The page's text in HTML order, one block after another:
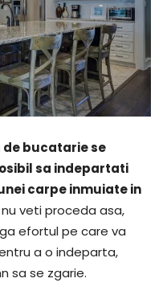
bucatarie se
sa indepartati
carpe inmuiate in
nu veti proceda asa,
efortul pe care va
a o indeparta,
sa se zgarie.